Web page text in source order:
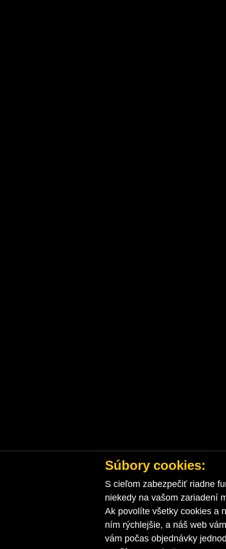
Súbory cookies:
S cieľom zabezpečiť riadne
niekedy na vašom zariadení
Ak povolíte všetky cookies a
ním rýchlejšie, a náš web
vám počas objednávky